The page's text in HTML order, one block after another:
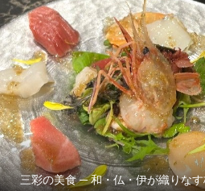
三彩の美食 ─ 和・仏・伊が織りなす